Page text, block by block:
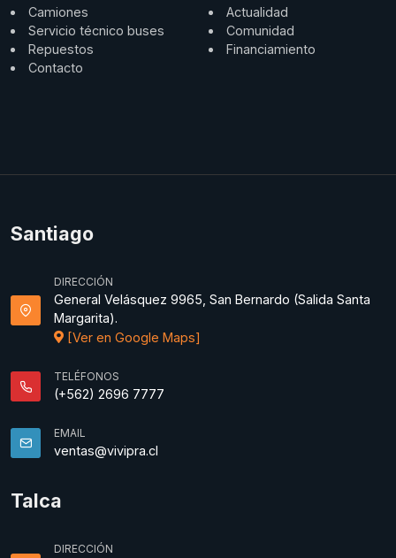
Camiones
Servicio técnico buses
Repuestos
Contacto
Actualidad
Comunidad
Financiamiento
Santiago
DIRECCIÓN
General Velásquez 9965, San Bernardo (Salida Santa
Margarita).
[Ver en Google Maps]
TELÉFONOS
(+562) 2696 7777
EMAIL
ventas@vivipra.cl
Talca
DIRECCIÓN